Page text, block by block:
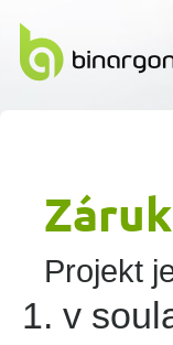
Projekt
v